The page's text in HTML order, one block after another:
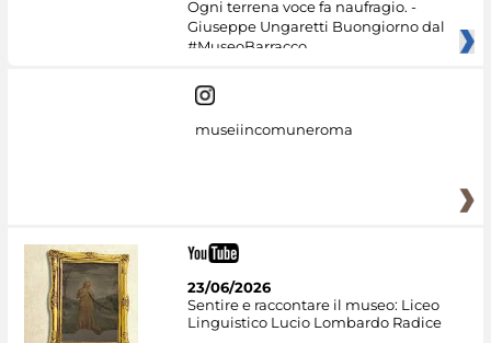
Ogni terrena voce fa naufragio. -
Giuseppe Ungaretti Buongiorno dal
#MuseoBarracco
museiincomuneroma
23/06/2026
Sentire e raccontare il museo: Liceo
Linguistico Lucio Lombardo Radice